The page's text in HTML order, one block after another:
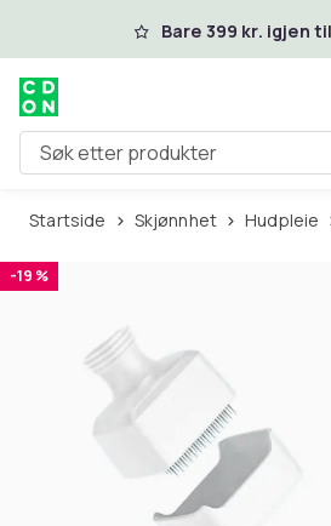
Hopp til hovedinnhold
Bare 399 kr. igjen
Søk etter produkter
Startside Skjønnhet Hudpleie
-19 %